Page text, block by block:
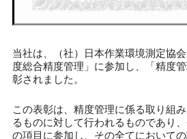
当社は、（社）日本作業環境測定協
度総合精度管理」に参加し、「精度
彰されました。
この表彰は、精度管理に係る取り組
るものに対して行われるものであり
の項目に参加し、その全てにおいて